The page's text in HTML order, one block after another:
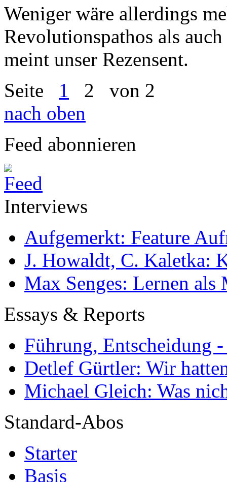
Weniger wäre allerdings
Revolutionspathos als
meint unser Rezensent.
Seite 1 2 von 2
nach oben
Feed abonnieren
Interviews
Aufgemerkt: Feature
J. Howaldt, C. Kaletka:
Max Senges: Lernen als
Essays & Reports
Führung, Entscheidung
Detlef Gürtler: Wir
Michael Gleich: Was
Standard-Abos
Starter
Basis